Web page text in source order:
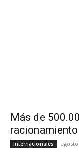
Más de
Internacionales